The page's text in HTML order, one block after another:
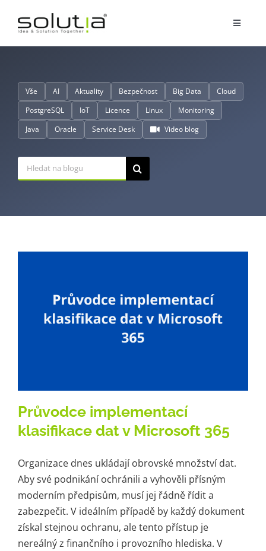
Toggle
Partnerství
O nás
Reference
Vše AI Aktuality Bezpečnost Big Data
Cloud
PostgreSQL
IoT Licence Linux
Monitoring
Java
Oracle Service Desk Video blog
Hledat:
Průvodce implementací
klasifikace dat v Microsoft 365
Organizace dnes ukládají obrovské množství dat.
Aby své podnikání ochránili a vyhověli přísným
moderním předpisům, musí jej řádně řídit a
zabezpečit. V ideálním případě by každý dokument
získal stejnou ochranu, ale tento přístup je
nereálný z finančního i provozního hlediska. V